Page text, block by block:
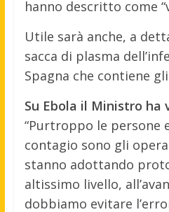
hanno descritto come
Utile sarà anche, a
sacca di plasma
Spagna che contiene
Su Ebola il Ministro ha
“Purtroppo le persone
contagio sono gli
stanno adottando
altissimo livello,
dobbiamo evitare